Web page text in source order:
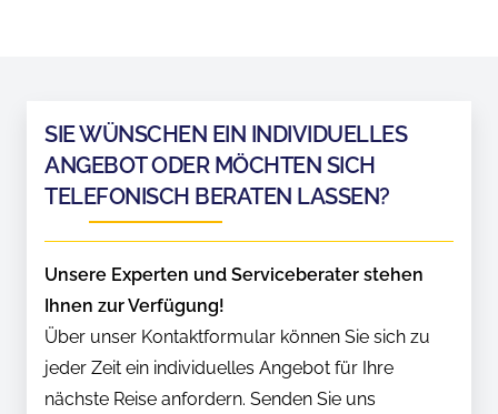
SIE WÜNSCHEN EIN INDIVIDUELLES
ANGEBOT ODER MÖCHTEN SICH
TELEFONISCH BERATEN LASSEN?
Unsere Experten und Serviceberater stehen
Ihnen zur Verfügung!
Über unser Kontaktformular können Sie sich zu
jeder Zeit ein individuelles Angebot für Ihre
nächste Reise anfordern. Senden Sie uns